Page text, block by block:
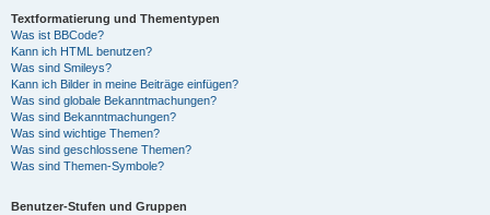
Textformatierung und Thementypen
Was ist BBCode?
Kann ich HTML benutzen?
Was sind Smileys?
Kann ich Bilder in meine Beiträge einfügen?
Was sind globale Bekanntmachungen?
Was sind Bekanntmachungen?
Was sind wichtige Themen?
Was sind geschlossene Themen?
Was sind Themen-Symbole?
Benutzer-Stufen und Gruppen